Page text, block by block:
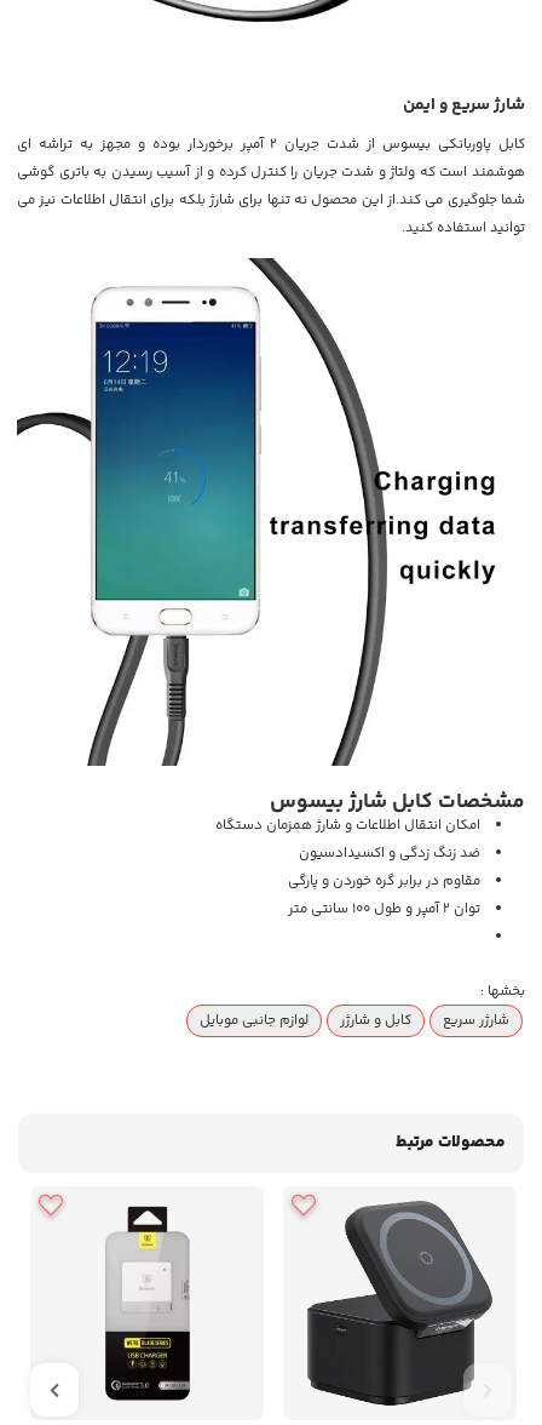
شارژ سریع و ایمن
کابل پاوربانکی بیسوس از شدت جریان 2 آمپر برخوردار بوده و مجهز به تراشه ای
هوشمند است که ولتاژ و شدت جریان را کنترل کرده و از آسیب رسیدن به باتری گوشی
شما جلوگیری می کند.از این محصول نه تنها برای شارژ بلکه برای انتقال اطلاعات نیز می
توانید استفاده کنید.
مشخصات کابل شارژ بیسوس
امکان انتقال اطلاعات و شارژ همزمان دستگاه
ضد زنگ زدگی و اکسیدادسیون
مقاوم در برابر گره خوردن و پارگی
توان 2 آمپر و طول 100 سانتی متر
بخشها :
شارژر سریع
کابل و شارژر لوازم جانبی موبایل
محصولات مرتبط